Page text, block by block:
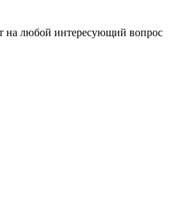
на любой интересующий вопрос